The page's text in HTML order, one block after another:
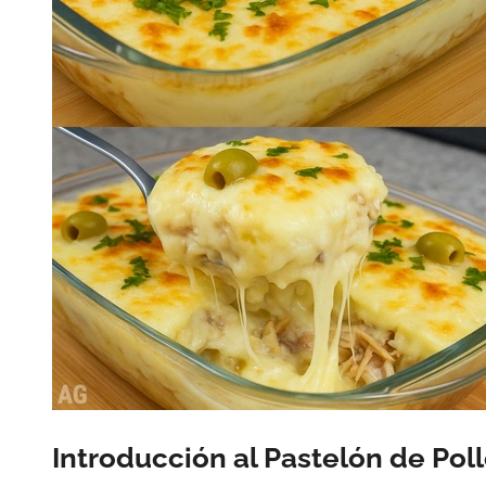
Introducción al Pastelón de